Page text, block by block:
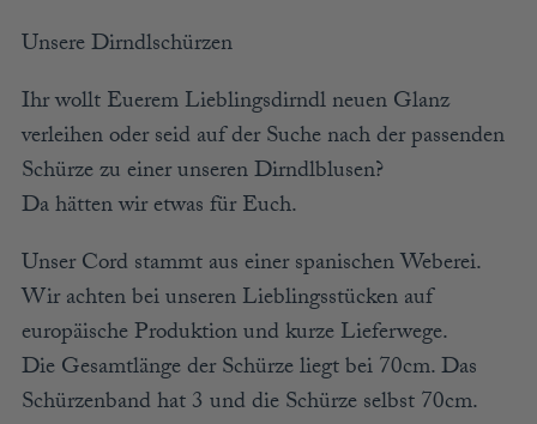
Unsere Dirndlschürzen
Ihr wollt Euerem Lieblingsdirndl neuen Glanz
verleihen oder seid auf der Suche nach der passenden
Schürze zu einer unseren Dirndlblusen?
Da hätten wir etwas für Euch.
Unser Cord stammt aus einer spanischen Weberei.
Wir achten bei unseren Lieblingsstücken auf
europäische Produktion und kurze Lieferwege.
Die Gesamtlänge der Schürze liegt bei 70cm. Das
Schürzenband hat 3 und die Schürze selbst 70cm.